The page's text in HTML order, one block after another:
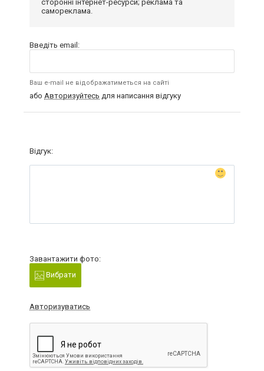
сторонні інтернет-ресурси; реклама та
самореклама.
Введіть email:
Ваш e-mail не відображатиметься на сайті
або Авторизуйтесь для написання відгуку
Відгук:
Завантажити фото:
Вибрати
Авторизуватись